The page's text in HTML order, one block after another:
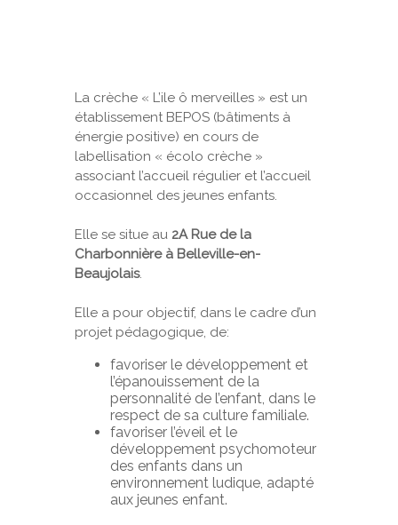
La crèche « L’ile ô merveilles » est un
établissement BEPOS (bâtiments à
énergie positive) en cours de
labellisation « écolo crèche »
associant l’accueil régulier et l’accueil
occasionnel des jeunes enfants.
Elle se situe au 2A Rue de la
Charbonnière à Belleville-en-
Beaujolais.
Elle a pour objectif, dans le cadre d’un
projet pédagogique, de:
favoriser le développement et
l’épanouissement de la
personnalité de l’enfant, dans le
respect de sa culture familiale.
favoriser l’éveil et le
développement psychomoteur
des enfants dans un
environnement ludique, adapté
aux jeunes enfant.